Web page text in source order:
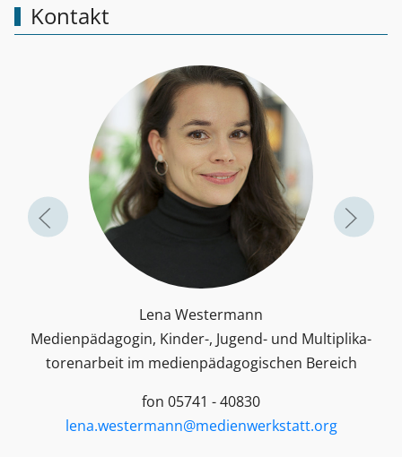
Kontakt
Lena Westermann
Medienpädagogin, Kinder-, Jugend- und Multiplika­
toren­arbeit im medienpädagogischen Bereich
fon 05741 - 40830
lena.westermann@medienwerkstatt.org